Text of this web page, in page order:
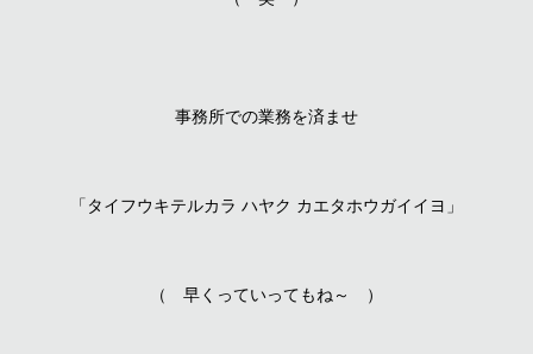
事務所での業務を済ませ
「タイフウキテルカラ ハヤク カエタホウガイイヨ」
（ 早くっていってもね～ ）